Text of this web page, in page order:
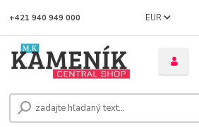
EUR
+421 940 949 000